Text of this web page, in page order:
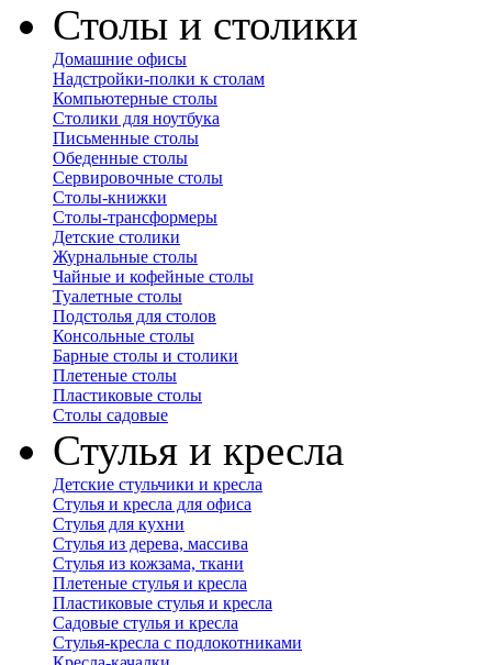
Столы и столики
Домашние офисы
Надстройки-полки к столам
Компьютерные столы
Столики для ноутбука
Письменные столы
Обеденные столы
Сервировочные столы
Столы-книжки
Столы-трансформеры
Детские столики
Журнальные столы
Чайные и кофейные столы
Туалетные столы
Подстолья для столов
Консольные столы
Барные столы и столики
Плетеные столы
Пластиковые столы
Столы садовые
Стулья и кресла
Детские стульчики и кресла
Стулья и кресла для офиса
Стулья для кухни
Стулья из дерева, массива
Стулья из кожзама, ткани
Плетеные стулья и кресла
Пластиковые стулья и кресла
Садовые стулья и кресла
Стулья-кресла с подлокотниками